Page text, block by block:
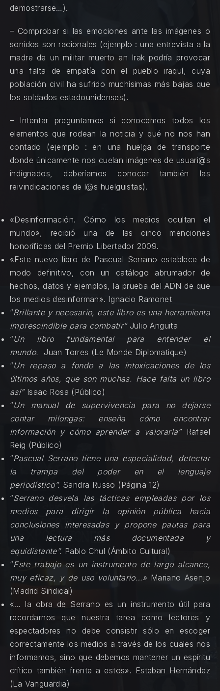
demostrarse…).
– Comprobar si las emociones ante las imágenes o
sonidos son racionales (ejemplo : una entrevista a la
madre de un militar muerto en Irak podría provocar
una falta de empatía con el pueblo iraquí, cuya
población civil ha sufrido muchísimas más bajas que
los soldados estadounidenses).
– Intentar preguntarnos si conocemos todos los
elementos que rodean la noticia y qué no nos han
contado (ejemplo : en una huelga de transporte
donde únicamente nos cuelan imágenes de usuari@s
indignados, deberíamos conocer también las
reivindicaciones de l@s huelguistas).
«Desinformación. Cómo los medios ocultan el
mundo», recibió una de las cinco menciones
honoríficas del Premio Libertador 2009.
«Este nuevo libro de Pascual Serrano establece de
modo definitivo, con un catálogo abrumador de
hechos, datos y ejemplos, la prueba del ADN de que
los medios desinforman». Ignacio Ramonet
“Brillante y necesario, este libro es una herramienta
imprescindible para combatir” Julio Anguita
“Un libro fundamental para entender el
mundo.
Juan Torres (Le Monde Diplomatique)
“Un repaso a fondo a las intoxicaciones de los
últimos años, que son muchas. Hace falta un libro
así” Isaac Rosa (Público)
“Un manual de supervivencia para no dejarse
contar milongas: enseña cómo encontrar
información y cómo aprender a valorarla” Rafael
Reig (Público)
“Pascual Serrano tiene una especialidad, detectar
la trampa del poder en el lenguaje
periodístico”. Sandra Russo (Página 12)
“Serrano desvela las tácticas empleadas por los
medios para dirigir la opinión pública hacia
conclusiones interesadas y propone pautas para
una lectura más documentada y
equidistante”. Pablo Chul (Ámbito Cultural)
“Este trabajo es un instrumento de largo alcance,
muy eficaz, y de uso voluntario…» Mariano Asenjo
(Madrid Sindical)
«… la obra de Serrano es un instrumento útil para
recordarnos que nuestra tarea como lectores y
espectadores no debe consistir sólo en escoger
correctamente los medios a través de los cuales nos
informamos, sino que debemos mantener un espíritu
crítico también frente a estos». Esteban Hernández
(La Vanguardia)